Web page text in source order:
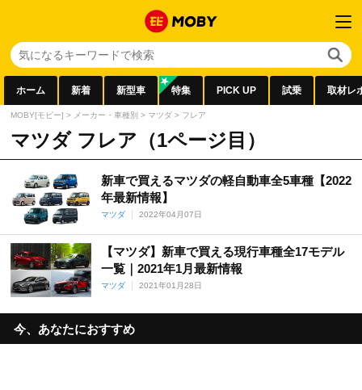
ホーム 新着 新型車 特集 PICK UP 試乗 取材レ
MOBY[モビー] > メーカー・車種別 > マツダ > フレア
マツダ フレア（1ページ目）
新車で買えるマツダの軽自動車全5車種【2022
年最新情報】
マツダ 2022年04月07日
【マツダ】新車で買える現行車種全17モデル
一覧｜2021年1月最新情報
マツダ 2021年01月28日
今、あなたにおすすめ